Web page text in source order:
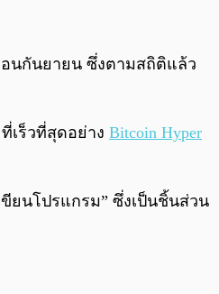
0:00 0:00
อนกันยายน ซึ่งตามสถิติแล้ว
เร็วที่สุดอย่าง Bitcoin Hyper
ยนโปรแกรม” ซึ่งเป็นชิ้นส่วน